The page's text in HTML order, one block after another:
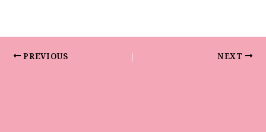
PREVIOUS NEXT